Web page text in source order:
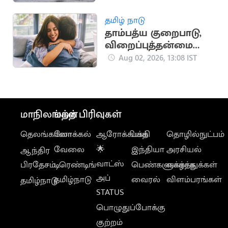
தமிழ் நாடு
தாம்பத்ய குறைபாடு,
விறைப்புத்தன்மை
குறைபாட்டை சரி
Aug 02, 2026, 13:08 IST
மாநிலங்கள்
தெலங்கானா
ஆந்திர
பிரதேசம்
தமிழ்நாடு
மற்ற பிரிவுகள்
லோக்கல்
வேலை
டிரெண்டிங்
தமிழ்நாடு
ஆரோக்கியம்
🌟
வாட்ஸ்
அப்
STATUS
பொழுதுப்போக்கு
குற்றம்
பக்தி
இந்தியா
பெண்களுக்காக
வைரல்
தொழில்நுட்பம்
அரசியல்
வாழ்த்துக்கள்
விளம்பரங்கள்